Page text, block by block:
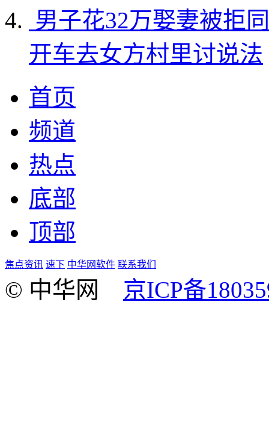
男子花32万娶妻被拒
开车去女方村里讨说法
首页
频道
热点
底部
顶部
焦点资讯 速下 中华网软件 联系我们
© 中华网 京ICP备